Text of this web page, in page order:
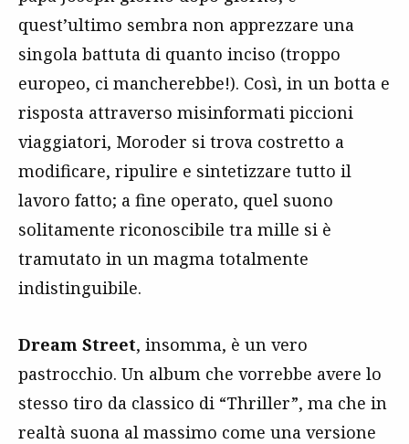
quest’ultimo sembra non apprezzare una
singola battuta di quanto inciso (troppo
europeo, ci mancherebbe!). Così, in un botta e
risposta attraverso misinformati piccioni
viaggiatori, Moroder si trova costretto a
modificare, ripulire e sintetizzare tutto il
lavoro fatto; a fine operato, quel suono
solitamente riconoscibile tra mille si è
tramutato in un magma totalmente
indistinguibile.
Dream Street, insomma, è un vero
pastrocchio. Un album che vorrebbe avere lo
stesso tiro da classico di “Thriller”, ma che in
realtà suona al massimo come una versione